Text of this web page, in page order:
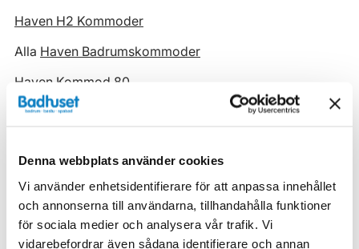
Denna webbplats använder cookies
Vi använder enhetsidentifierare för att anpassa innehållet
och annonserna till användarna, tillhandahålla funktioner
för sociala medier och analysera vår trafik. Vi
vidarebefordrar även sådana identifierare och annan
Haven H2 Kommoder
Alla Haven Badrumskommoder
Haven Kommod 80
Bredd (mm) 800
Djup (mm) 465